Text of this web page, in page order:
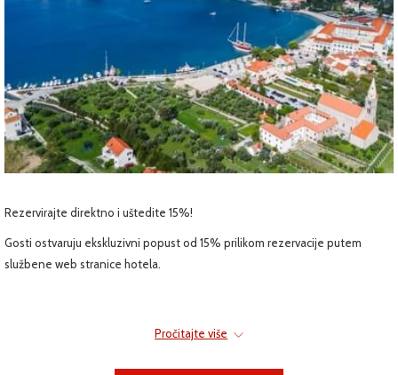
Rezervirajte direktno i uštedite 15%!
Gosti ostvaruju ekskluzivni popust od 15% prilikom rezervacije putem
službene web stranice hotela.
Pročitajte više